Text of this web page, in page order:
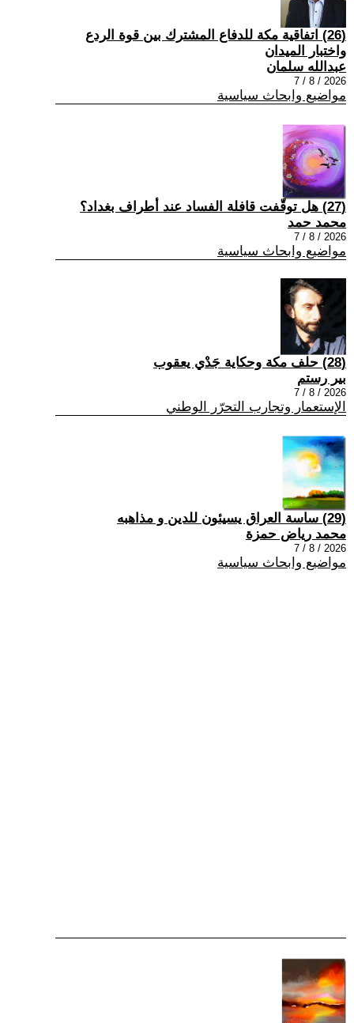
(26) اتفاقية مكة للدفاع المشترك بين قوة الردع
واختبار الميدان
عبدالله سلمان
2026 / 8 / 7
مواضيع وابحاث سياسية
(27) هل توقّفت قافلة الفساد عند أطراف بغداد؟
محمد حمد
2026 / 8 / 7
مواضيع وابحاث سياسية
(28) حلف مكة وحكاية جَدْي يعقوب
بير رستم
2026 / 8 / 7
الإستعمار وتجارب التحرّر الوطني
(29) ساسة العراق يسيئون للدين و مذاهبه
محمد رياض حمزة
2026 / 8 / 7
مواضيع وابحاث سياسية